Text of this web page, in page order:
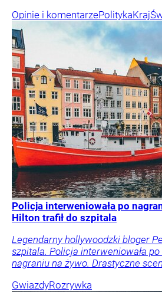
Opinie i komentarzePolitykaKraj
Policja interweniowała po
Hilton trafił do szpitala
Legendarny hollywoodzki bloger
szpitala. Policja interweniowała
nagraniu na żywo. Drastyczne
GwiazdyRozrywka